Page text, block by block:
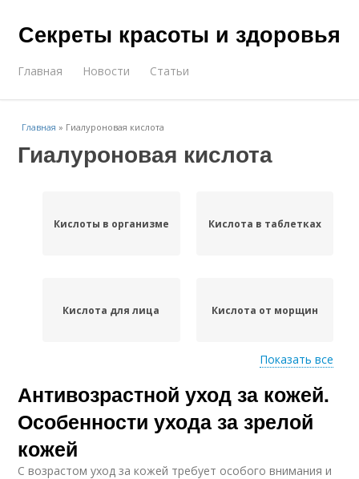
Секреты красоты и здоровья
Главная Новости Статьи
Главная » Гиалуроновая кислота
Гиалуроновая кислота
Кислоты в организме Кислота в таблетках
Кислота для лица Кислота от морщин
Кислоты на кожу
Показать все
Антивозрастной уход за кожей.
Особенности ухода за зрелой
кожей
С возрастом уход за кожей требует особого внимания и